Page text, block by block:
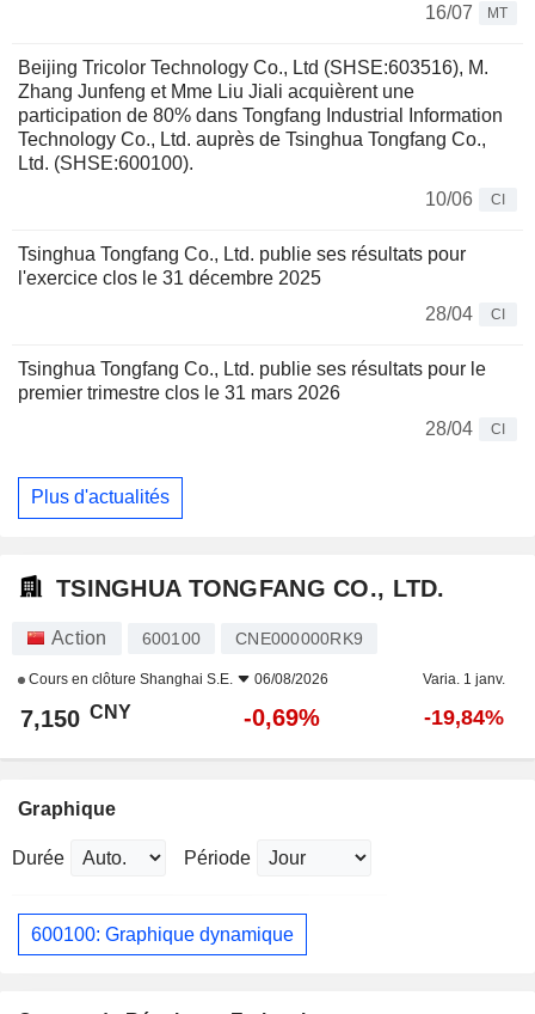
16/07
MT
Beijing Tricolor Technology Co., Ltd (SHSE:603516), M.
Zhang Junfeng et Mme Liu Jiali acquièrent une
participation de 80% dans Tongfang Industrial Information
Technology Co., Ltd. auprès de Tsinghua Tongfang Co.,
Ltd. (SHSE:600100).
10/06
CI
Tsinghua Tongfang Co., Ltd. publie ses résultats pour
l'exercice clos le 31 décembre 2025
28/04
CI
Tsinghua Tongfang Co., Ltd. publie ses résultats pour le
premier trimestre clos le 31 mars 2026
28/04
CI
Plus d'actualités
TSINGHUA TONGFANG CO., LTD.
Action 600100 CNE000000RK9
Cours en clôture Shanghai S.E. 06/08/2026 Varia. 1 janv.
7,150 CNY -0,69% -19,84%
Graphique
Durée Période
600100: Graphique dynamique